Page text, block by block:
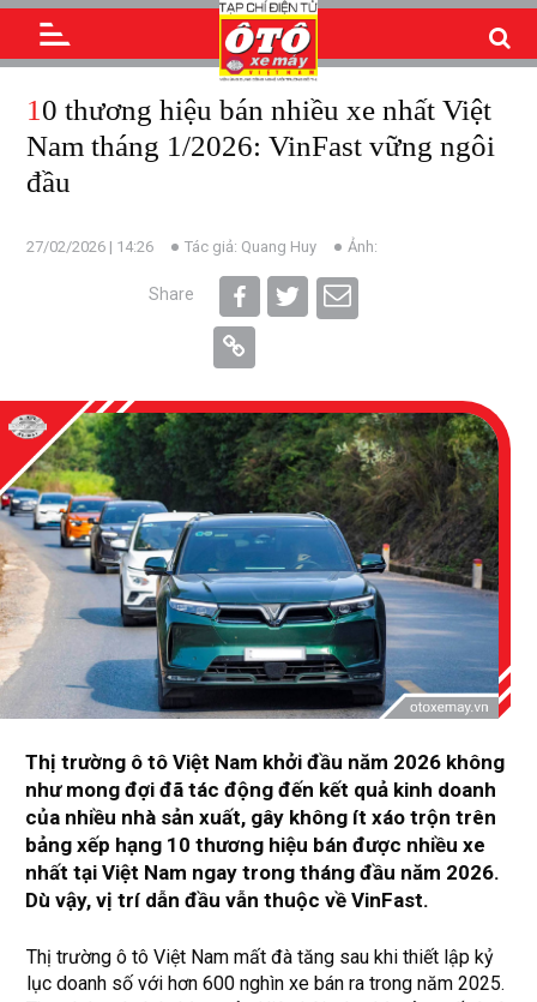
10 thương hiệu bán nhiều xe nhất Việt
Nam tháng 1/2026: VinFast vững ngôi
đầu
27/02/2026 | 14:26 Tác giả: Quang Huy Ảnh:
Share
Thị trường ô tô Việt Nam khởi đầu năm 2026 không
như mong đợi đã tác động đến kết quả kinh doanh
của nhiều nhà sản xuất, gây không ít xáo trộn trên
bảng xếp hạng 10 thương hiệu bán được nhiều xe
nhất tại Việt Nam ngay trong tháng đầu năm 2026.
Dù vậy, vị trí dẫn đầu vẫn thuộc về VinFast.
Thị trường ô tô Việt Nam mất đà tăng sau khi thiết lập kỷ
lục doanh số với hơn 600 nghìn xe bán ra trong năm 2025.